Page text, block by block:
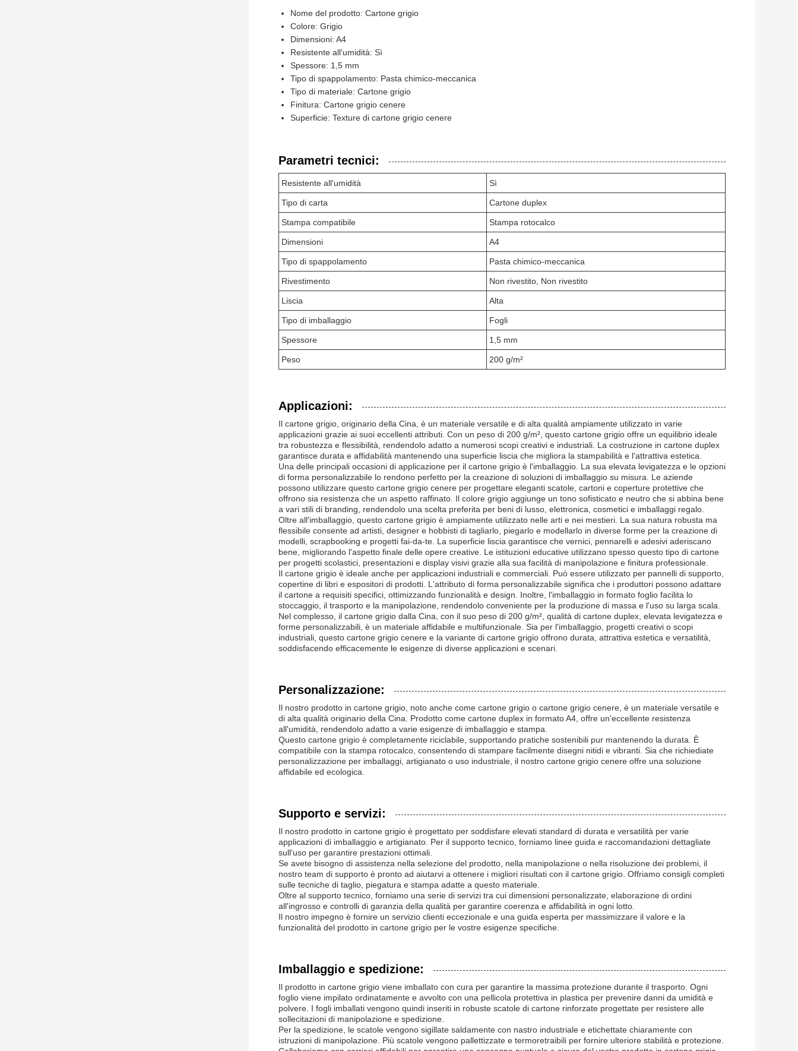
Nome del prodotto: Cartone grigio
Colore: Grigio
Dimensioni: A4
Resistente all'umidità: Sì
Spessore: 1,5 mm
Tipo di spappolamento: Pasta chimico-meccanica
Tipo di materiale: Cartone grigio
Finitura: Cartone grigio cenere
Superficie: Texture di cartone grigio cenere
Parametri tecnici:
Resistente all'umidità Sì
Tipo di carta Cartone duplex
Stampa compatibile Stampa rotocalco
Dimensioni A4
Tipo di spappolamento Pasta chimico-meccanica
Rivestimento Non rivestito, Non rivestito
Liscia Alta
Tipo di imballaggio Fogli
Spessore 1,5 mm
Peso 200 g/m²
Applicazioni:
Il cartone grigio, originario della Cina, è un materiale versatile e di alta qualità ampiamente utilizzato in varie
applicazioni grazie ai suoi eccellenti attributi. Con un peso di 200 g/m², questo cartone grigio offre un equilibrio ideale
tra robustezza e flessibilità, rendendolo adatto a numerosi scopi creativi e industriali. La costruzione in cartone duplex
garantisce durata e affidabilità mantenendo una superficie liscia che migliora la stampabilità e l'attrattiva estetica.
Una delle principali occasioni di applicazione per il cartone grigio è l'imballaggio. La sua elevata levigatezza e le opzioni
di forma personalizzabile lo rendono perfetto per la creazione di soluzioni di imballaggio su misura. Le aziende
possono utilizzare questo cartone grigio cenere per progettare eleganti scatole, cartoni e coperture protettive che
offrono sia resistenza che un aspetto raffinato. Il colore grigio aggiunge un tono sofisticato e neutro che si abbina bene
a vari stili di branding, rendendolo una scelta preferita per beni di lusso, elettronica, cosmetici e imballaggi regalo.
Oltre all'imballaggio, questo cartone grigio è ampiamente utilizzato nelle arti e nei mestieri. La sua natura robusta ma
flessibile consente ad artisti, designer e hobbisti di tagliarlo, piegarlo e modellarlo in diverse forme per la creazione di
modelli, scrapbooking e progetti fai-da-te. La superficie liscia garantisce che vernici, pennarelli e adesivi aderiscano
bene, migliorando l'aspetto finale delle opere creative. Le istituzioni educative utilizzano spesso questo tipo di cartone
per progetti scolastici, presentazioni e display visivi grazie alla sua facilità di manipolazione e finitura professionale.
Il cartone grigio è ideale anche per applicazioni industriali e commerciali. Può essere utilizzato per pannelli di supporto,
copertine di libri e espositori di prodotti. L'attributo di forma personalizzabile significa che i produttori possono adattare
il cartone a requisiti specifici, ottimizzando funzionalità e design. Inoltre, l'imballaggio in formato foglio facilita lo
stoccaggio, il trasporto e la manipolazione, rendendolo conveniente per la produzione di massa e l'uso su larga scala.
Nel complesso, il cartone grigio dalla Cina, con il suo peso di 200 g/m², qualità di cartone duplex, elevata levigatezza e
forme personalizzabili, è un materiale affidabile e multifunzionale. Sia per l'imballaggio, progetti creativi o scopi
industriali, questo cartone grigio cenere e la variante di cartone grigio offrono durata, attrattiva estetica e versatilità,
soddisfacendo efficacemente le esigenze di diverse applicazioni e scenari.
Personalizzazione:
Il nostro prodotto in cartone grigio, noto anche come cartone grigio o cartone grigio cenere, è un materiale versatile e
di alta qualità originario della Cina. Prodotto come cartone duplex in formato A4, offre un'eccellente resistenza
all'umidità, rendendolo adatto a varie esigenze di imballaggio e stampa.
Questo cartone grigio è completamente riciclabile, supportando pratiche sostenibili pur mantenendo la durata. È
compatibile con la stampa rotocalco, consentendo di stampare facilmente disegni nitidi e vibranti. Sia che richiediate
personalizzazione per imballaggi, artigianato o uso industriale, il nostro cartone grigio cenere offre una soluzione
affidabile ed ecologica.
Supporto e servizi:
Il nostro prodotto in cartone grigio è progettato per soddisfare elevati standard di durata e versatilità per varie
applicazioni di imballaggio e artigianato. Per il supporto tecnico, forniamo linee guida e raccomandazioni dettagliate
sull'uso per garantire prestazioni ottimali.
Se avete bisogno di assistenza nella selezione del prodotto, nella manipolazione o nella risoluzione dei problemi, il
nostro team di supporto è pronto ad aiutarvi a ottenere i migliori risultati con il cartone grigio. Offriamo consigli completi
sulle tecniche di taglio, piegatura e stampa adatte a questo materiale.
Oltre al supporto tecnico, forniamo una serie di servizi tra cui dimensioni personalizzate, elaborazione di ordini
all'ingrosso e controlli di garanzia della qualità per garantire coerenza e affidabilità in ogni lotto.
Il nostro impegno è fornire un servizio clienti eccezionale e una guida esperta per massimizzare il valore e la
funzionalità del prodotto in cartone grigio per le vostre esigenze specifiche.
Imballaggio e spedizione:
Il prodotto in cartone grigio viene imballato con cura per garantire la massima protezione durante il trasporto. Ogni
foglio viene impilato ordinatamente e avvolto con una pellicola protettiva in plastica per prevenire danni da umidità e
polvere. I fogli imballati vengono quindi inseriti in robuste scatole di cartone rinforzate progettate per resistere alle
sollecitazioni di manipolazione e spedizione.
Per la spedizione, le scatole vengono sigillate saldamente con nastro industriale e etichettate chiaramente con
istruzioni di manipolazione. Più scatole vengono pallettizzate e termoretraibili per fornire ulteriore stabilità e protezione.